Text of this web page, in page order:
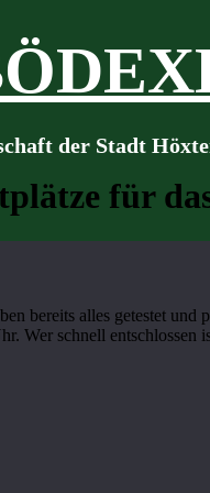
der Stadt
für
bereits alles getestet
Wer schnell